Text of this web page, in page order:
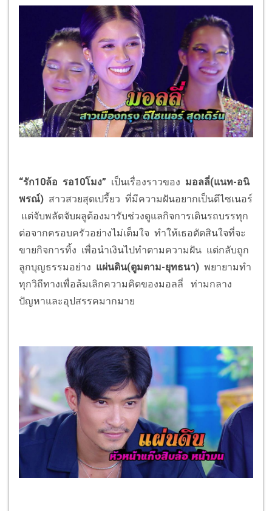
“รัก10ล้อ รอ10โมง” เป็นเรื่องราวของ มอลลี่(แนท-อนิ
พรณ์) สาวสวยสุดเปรี้ยว ที่มีความฝันอยากเป็นดีไซเนอร์
แต่จับพลัดจับผลูต้องมารับช่วงดูแลกิจการเดินรถบรรทุก
ต่อจากครอบครัวอย่างไม่เต็มใจ ทำให้เธอตัดสินใจที่จะ
ขายกิจการทิ้ง เพื่อนำเงินไปทำตามความฝัน แต่กลับถูก
ลูกบุญธรรมอย่าง แผ่นดิน(ตูมตาม-ยุทธนา) พยายามทำ
ทุกวิถีทางเพื่อล้มเลิกความคิดของมอลลี่ ท่ามกลาง
ปัญหาและอุปสรรคมากมาย